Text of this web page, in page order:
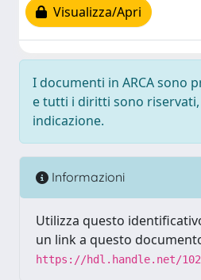
Visualizza/Apri
I documenti in ARCA sono
e tutti i diritti sono riservati,
indicazione.
Informazioni
Utilizza questo
un link a questo
https://hdl.handle.net/